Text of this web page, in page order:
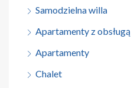
Samodzielna willa
Apartamenty z obsługą
Apartamenty
Chalet